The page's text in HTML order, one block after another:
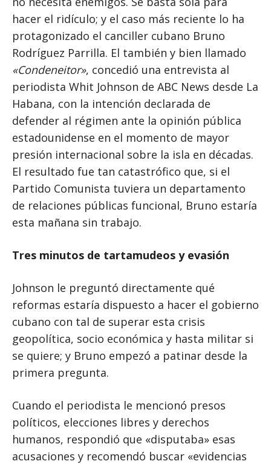
hacer el ridículo; y el caso más reciente lo ha
protagonizado el canciller cubano Bruno
Rodríguez Parrilla. El también y bien llamado
«Condeneitor», concedió una entrevista al
periodista Whit Johnson de ABC News desde La
Habana, con la intención declarada de
defender al régimen ante la opinión pública
estadounidense en el momento de mayor
presión internacional sobre la isla en décadas.
El resultado fue tan catastrófico que, si el
Partido Comunista tuviera un departamento
de relaciones públicas funcional, Bruno estaría
esta mañana sin trabajo.
Tres minutos de tartamudeos y evasión
Johnson le preguntó directamente qué
reformas estaría dispuesto a hacer el gobierno
cubano con tal de superar esta crisis
geopolítica, socio económica y hasta militar si
se quiere; y Bruno empezó a patinar desde la
primera pregunta.
Cuando el periodista le mencionó presos
políticos, elecciones libres y derechos
humanos, respondió que «disputaba» esas
acusaciones y recomendó buscar «evidencias